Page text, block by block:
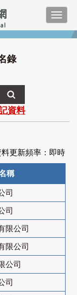
錄
資料
料更新頻率：即時
稱
司
司
限公司
限公司
公司
司